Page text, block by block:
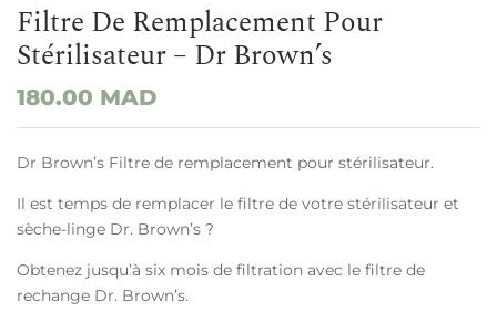
Filtre De Remplacement Pour
Stérilisateur – Dr Brown’s
180.00 MAD
Dr Brown’s Filtre de remplacement pour stérilisateur.
Il est temps de remplacer le filtre de votre stérilisateur et
sèche-linge Dr. Brown’s ?
Obtenez jusqu’à six mois de filtration avec le filtre de
rechange Dr. Brown’s.